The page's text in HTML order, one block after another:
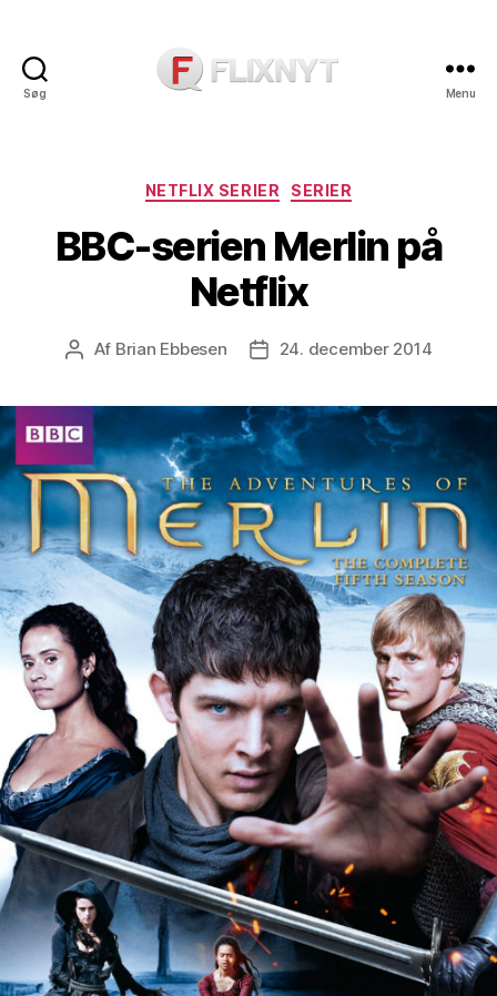
Søg Menu
Kategorier
NETFLIX SERIER SERIER
BBC-serien Merlin på
Netflix
Indlægsforfatter
Af Brian Ebbesen Indlægsdato
24. december 2014